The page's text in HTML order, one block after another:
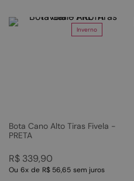
Inverno
Bota Cano Alto Tiras Fivela -
PRETA
R$ 339,90
Ou 6x de R$ 56,65 sem juros